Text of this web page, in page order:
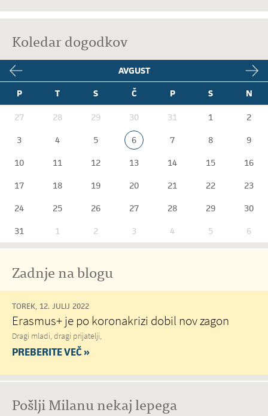
Koledar dogodkov
AVGUST
P
T S Č P S N
27 28 29 30 31 1
2
3
4 5 6 7 8
9
10
11 12 13 14 15
16
17
18 19 20 21 22
23
24
25 26 27 28 29
30
31
1 2 3 4 5 6
Zadnje na blogu
TOREK, 12. JULIJ 2022
Erasmus+ je po koronakrizi dobil nov zagon
Dragi mladi, dragi prijatelji,
PREBERITE VEČ »
Pošlji Milanu nekaj lepega